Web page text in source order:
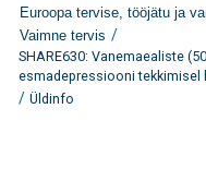
Euroopa tervise, tööjätu ja
Vaimne tervis /
SHARE630: Vanemaealiste
esmadepressiooni tekkimisel
/ Üldinfo